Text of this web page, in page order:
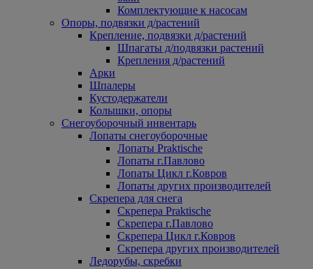
Комплектующие к насосам
Опоры, подвязки д/растений
Крепление, подвязки д/растений
Шпагаты д/подвязки растений
Крепления д/растений
Арки
Шпалеры
Кустодержатели
Колышки, опоры
Снегоуборочный инвентарь
Лопаты снегоуборочные
Лопаты Praktische
Лопаты г.Павлово
Лопаты Цикл г.Ковров
Лопаты других производителей
Скрепера для снега
Скрепера Praktische
Скрепера г.Павлово
Скрепера Цикл г.Ковров
Скрепера других производителей
Ледорубы, скребки